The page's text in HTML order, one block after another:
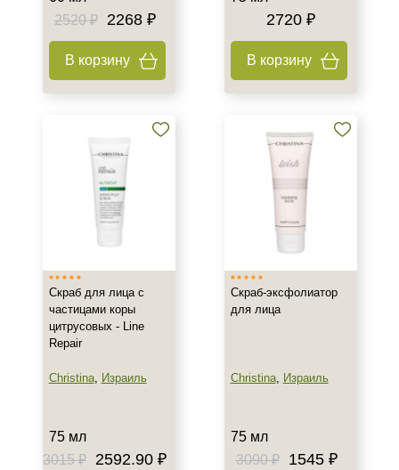
Тело
Витамин C
Растительные экстракты
Показать еще
Время применения
Ежедневный
Для женщин
2520 ₽
2268 ₽
В корзину
2720 ₽
В корзину
Скраб для лица с
частицами коры
цитрусовых - Line
Repair
Christina, Израиль
75 мл
3015 ₽
2592.90 ₽
Скраб-эксфолиатор
для лица
Christina, Израиль
75 мл
3090 ₽
1545 ₽